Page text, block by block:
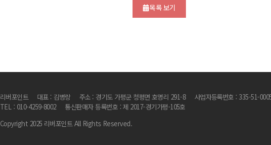
목록 보기
리버포인트 대표 : 김병랑 주소 : 경기도 가평군 청평면 호명리 291-8
사업자등록번호 : 335-51-
TEL : 010-4259-8002
통신판매자 등록번호 : 제 2017-경기가평-105호
Copyright 2025 리버포인트 All Rights Reserved.